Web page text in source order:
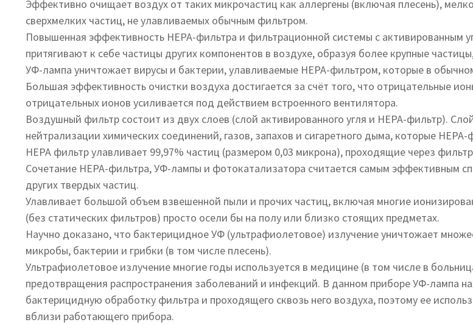
Эффективно очищает воздух от таких микрочастиц как аллергены (включая плесень),
сверхмелких частиц, не улавливаемых обычным фильтром.
Повышенная эффективность HЕРА-фильтра и фильтрационной системы с активированным
притягивают к себе частицы других компонентов в воздухе, образуя более крупные
УФ-лампа уничтожает вирусы и бактерии, улавливаемые HЕРА-фильтром, которые в
Большая эффективность очистки воздуха достигается за счёт того, что отрицательные
отрицательных ионов усиливается под действием встроенного вентилятора.
Воздушный фильтр состоит из двух слоев (слой активированного угля и НЕРА-фильтр).
нейтрализации химических соединений, газов, запахов и сигаретного дыма, которые
НЕРА фильтр улавливает 99,97% частиц (размером 0,03 микрона), проходящие через
Сочетание HЕРА-фильтра, УФ-лампы и фотокатализатора считается самым эффективным
других твердых частиц.
Улавливает большой объем взвешенной пыли и прочих частиц, включая многие
(без статических фильтров) просто осели бы на полу или близко стоящих предметах.
Научно доказано, что бактерицидное УФ (ультрафиолетовое) излучение уничтожает
микробы, бактерии и грибки (в том числе плесень).
Ультрафиолетовое излучение многие годы используется в медицине (в том числе в
предотвращения распространения заболеваний и инфекций. В данном приборе УФ-лампа
бактерицидную обработку фильтра и проходящего сквозь него воздуха, поэтому ее
вблизи работающего прибора.